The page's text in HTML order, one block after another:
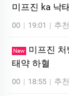
미프진 ka 낙
00 | 19:01 | 추
New
미프진
태약 하혈
00 | 18:55 | 추